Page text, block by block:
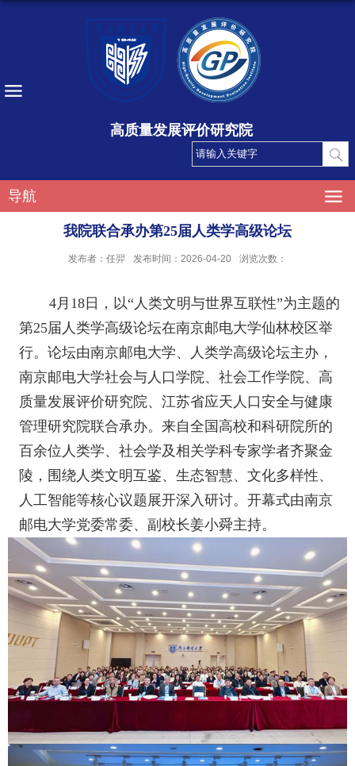
高质量发展评价研究院
导航
我院联合承办第25届人类学高级论坛
发布者：任羿 发布时间：2026-04-20 浏览次数：
4月 18日，以“人类文明与世界互联性”为主题的
第25届人类学高级论坛在南京邮电大学仙林校区举
行。论坛由南京邮电大学、人类学高级论坛主办，
南京邮电大学社会与人口学院、社会工作学院、高
质量发展评价研究院、江苏省应天人口安全与健康
管理研究院联合承办。来自全国高校和科研院所的
百余位人类学、社会学及相关学科专家学者齐聚金
陵，围绕人类文明互鉴、生态智慧、文化多样性、
人工智能等核心议题展开深入研讨。开幕式由南京
邮电大学党委常委、副校长姜小舜主持。